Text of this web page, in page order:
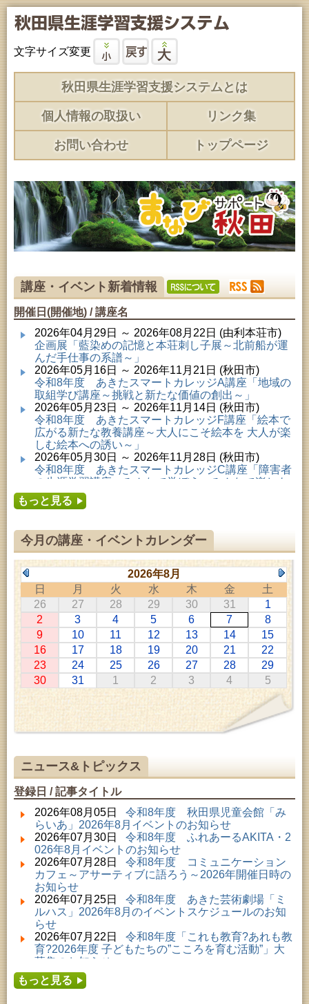
文字サイズ変更
秋田県生涯学習支援システムとは
個人情報の取扱い リンク集
お問い合わせ トップページ
講座・イベント新着情報
開催日(開催地) / 講座名
2026年04月29日 ～ 2026年08月22日 (由利本荘市)
企画展「藍染めの記憶と本荘刺し子展～北前船が運
んだ手仕事の系譜～」
2026年05月16日 ～ 2026年11月21日 (秋田市)
令和8年度 あきたスマートカレッジA講座「地域の
取組学び講座～挑戦と新たな価値の創出～」
2026年05月23日 ～ 2026年11月14日 (秋田市)
令和8年度 あきたスマートカレッジF講座「絵本で
広がる新たな教養講座～大人にこそ絵本を 大人が楽
しむ絵本への誘い～」
2026年05月30日 ～ 2026年11月28日 (秋田市)
令和8年度 あきたスマートカレッジC講座「障害者
の生涯学習講座～みんなで学ぼう、みんなで楽しも
う～」
2026年06月02日 ～ 2026年11月30日 (秋田市)
2026年06月06日 ～ 2026年10月17日 (秋田市)
令和8年度 あきたスマートカレッジD講座「防災講
座～自助力と共助力を高める～」
2026年06月27日 ～ 2026年09月05日 (秋田市)
令和8年度 あきたスマートカレッジB講座「熟議フ
ァシリテーター講座 ～熟議をつくろう！～」
2026年07月01日 ～ 2026年09月23日 (仙北市)
千葉克介写真展 ～自然の息吹～
2026年07月11日 ～ 2026年08月30日 (秋田市)
特別展「わけあって絶滅しました。展」
2026年07月14日 ～ 2026年08月23日 (秋田市)
子どもの読書活動推進事業「夏休みは図書館へ行こ
う－みんなの読みたい！知りたい！学びたい！をお
手伝いします－」（資料展示）
2026年07月25日 ～ 2026年09月06日 (美郷町)
美郷町学友館特別展「加藤明見 森に生きるツキノワ
グマ～1年の記録～」
音と会話を楽しむ朝の図書館
2026年08月01日 ～ 2026年08月23日 (秋田市)
乳幼児・青少年教育「図書館クイズラリー」
2026年08月01日 ～ 2026年09月23日 (秋田市)
おかえりなさい！佐竹本三十六歌仙絵とゆかりの名
品
2026年08月01日 ～ 2026年08月23日 (大館市)
清澄コレクション未公開絵画展
2026年08月01日 ～ 2026年09月23日 (秋田市)
佐竹氏の名宝、雄大なる歴史を想う～武と雅～
2026年08月01日 ～ 2026年08月30日 (秋田市)
乳幼児・青少年教育「夏休み資料展示」
2026年08月01日 ～ 2026年08月25日 (秋田市)
工房雑がみランド2026
2026年08月01日 ～ 2026年08月23日 (秋田市)
子どもの読書活動推進事業「夏休みは図書館へ行こ
う－みんなの読みたい！知りたい！学びたい！をお
2026年08月01日 ～ 2026年08月30日 (秋田市)
成人教育「研修室開放」
もっと見る
今月の講座・イベントカレンダー
2026年8月
日
月 火 水 木 金
土
26
27 28 29 30 31
1
2
3 4 5 6 7
8
9
10 11 12 13 14
15
16
17 18 19 20 21
22
23
24 25 26 27 28
29
30
31 1 2 3 4 5
ニュース&トピックス
登録日 / 記事タイトル
2026年08月05日 令和8年度 秋田県児童会館「み
らいあ」2026年8月イベントのお知らせ
2026年07月30日 令和8年度 ふれあーるAKITA・2
026年8月イベントのお知らせ
2026年07月28日 令和8年度 コミュニケーション
カフェ～アサーティブに語ろう～2026年開催日時の
お知らせ
2026年07月25日 令和8年度 あきた芸術劇場「ミ
ルハス」2026年8月のイベントスケジュールのお知
らせ
2026年07月22日 令和8年度「これも教育?あれも教
育?2026年度 子どもたちの”こころを育む活動”」大
募集のお知らせ
2026年07月16日
夏休み親子体験教室」募集のお知らせ
もっと見る